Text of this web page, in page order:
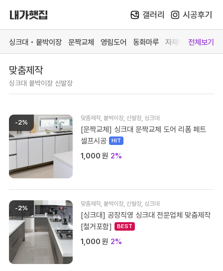
싱크대 • 붙박이장 문짝교체 영림도어 동화마루 자재매장전체보기
Skip
맞춤제작
싱크대 붙박이장 신발장
-2%
맞춤제작,붙박이장,신발장, 싱크대
[문짝교체] 싱크대 문짝교체 도어 리폼 페트
셀프시공
1,000 원 2%
-2%
맞춤제작,붙박이장,신발장, 싱크대
[싱크대] 공장직영 싱크대 전문업체 맞춤제작
[철거포함]
1,000 원 2%
갤러리 시공후기
카테고리 더 보기
맞춤가구
붙박이장
문짝교체
중문방문
영림 방문
예림 중문 (문의)
예림 방문 (문의)
마루장판
동화 강화마루
영림 마루엔
자재매
페트
# 색상샘플 / 싱크대